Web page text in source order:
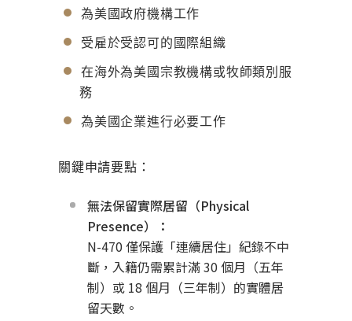
為美國政府機構工作
受雇於受認可的國際組織
在海外為美國宗教機構或牧師類別服
務
為美國企業進行必要工作
關鍵申請要點：
無法保留實際居留（Physical
Presence）：
N-470 僅保護「連續居住」紀錄不中
斷，入籍仍需累計滿 30 個月（五年
制）或 18 個月（三年制）的實體居
留天數。